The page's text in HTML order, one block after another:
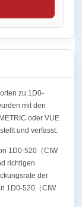
zu 1D0-
mit den
oder VUE
und verfasst.
1D0-520（CIW
richtigen
der
1D0-520（CIW